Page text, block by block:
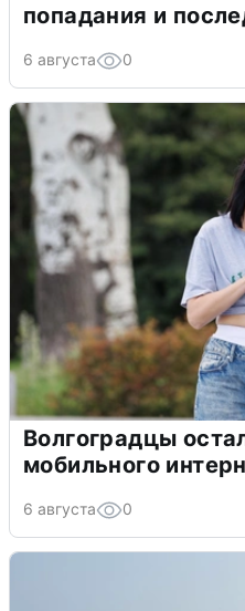
попадания и
6 августа 0
Волгоградцы
мобильного
6 августа 0